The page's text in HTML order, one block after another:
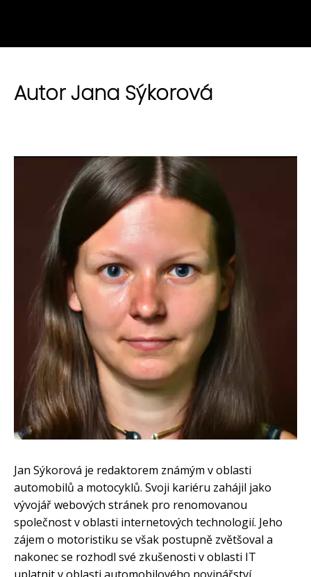
Autor Jana Sýkorová
Jan Sýkorová je redaktorem známým v oblasti
automobilů a motocyklů. Svoji kariéru zahájil jako
vývojář webových stránek pro renomovanou
společnost v oblasti internetových technologií. Jeho
zájem o motoristiku se však postupně zvětšoval a
nakonec se rozhodl své zkušenosti v oblasti IT